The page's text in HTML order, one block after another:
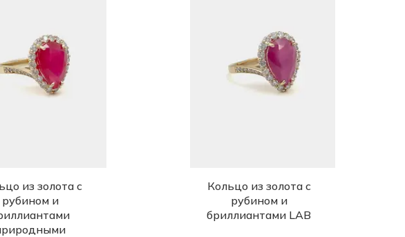
из золота с
рубином и
Кольцо из золота с
рубином и
бриллиантами LAB